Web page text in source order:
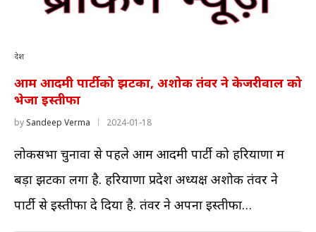
देश
आम आदमी पार्टी को झटका, अशोक तंवर ने केजरीवाल को
भेजा इस्तीफा
by Sandeep Verma 2024-01-18
लोकसभा चुनावों से पहले आम आदमी पार्टी को हरियाणा में
बड़ा झटका लगा है. हरियाणा प्रदेश अध्यक्ष अशोक तंवर ने
पार्टी से इस्तीफा दे दिया है. तंवर ने अपना इस्तीफा…